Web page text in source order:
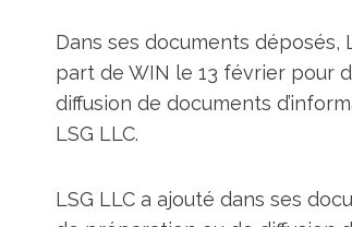
Dans ses documents déposés,
part de WIN le 13 février pour
diffusion de documents
LSG LLC.
LSG LLC a ajouté dans ses